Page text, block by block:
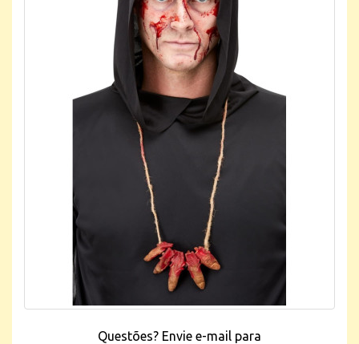
Questões? Envie e-mail para